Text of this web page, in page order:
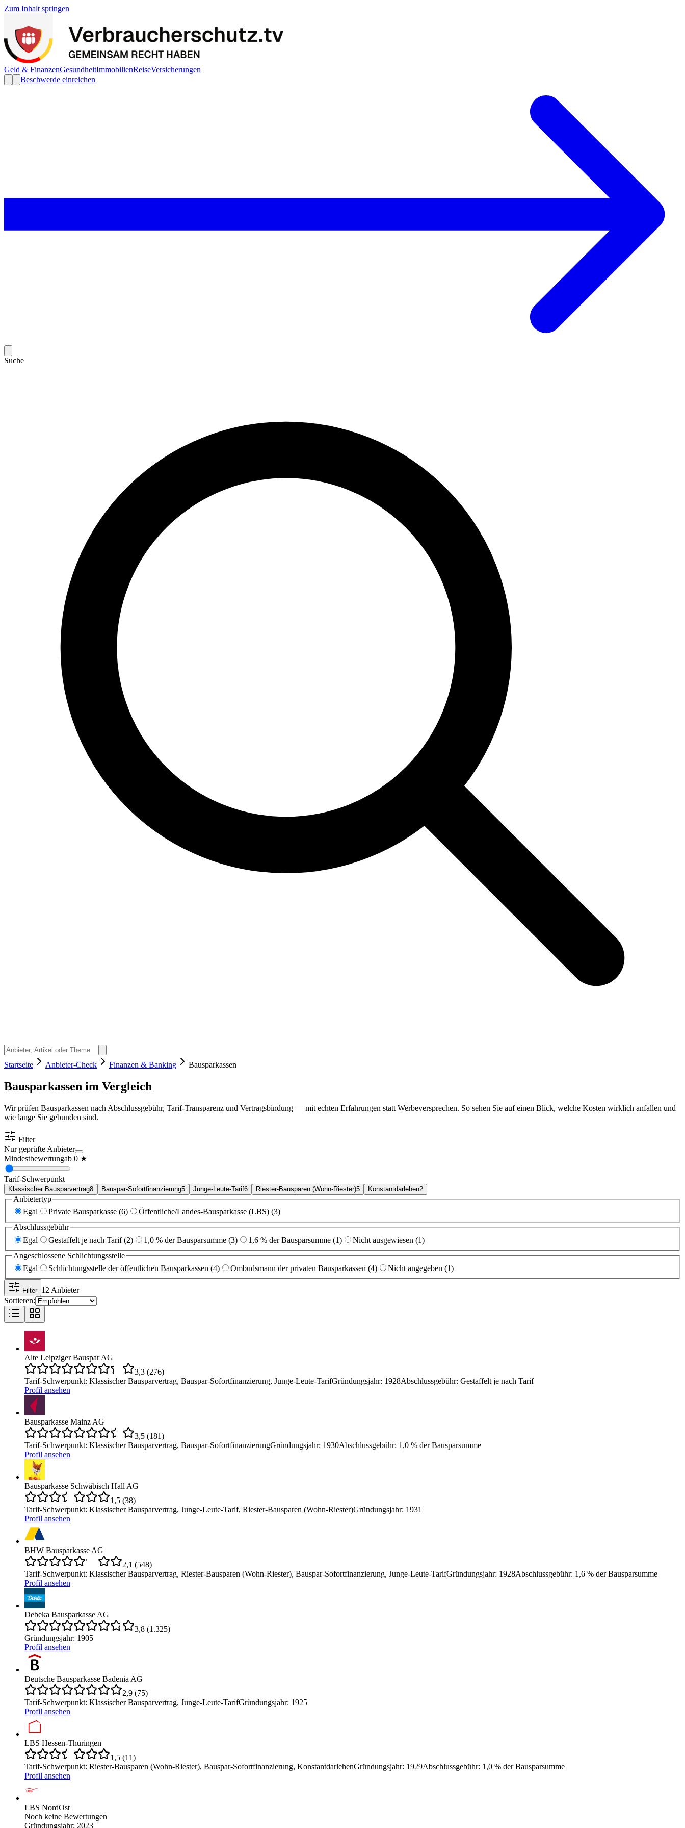
Zum Inhalt springen
Geld & FinanzenGesundheitImmobilienReiseVersicherungen
Beschwerde einreichen
Suche
Startseite Anbieter-Check Finanzen & Banking Bausparkassen
Bausparkassen im Vergleich
Wir prüfen Bausparkassen nach Abschlussgebühr, Tarif-Transparenz und Vertragsbindung — mit echten Erfahrungen statt Werbeversprechen. So sehen Sie auf einen Blick, welche Kosten wirklich anfallen und
wie lange Sie gebunden sind.
Filter
Nur geprüfte Anbieter
Mindestbewertungab 0 ★
Tarif-Schwerpunkt
Klassischer Bausparvertrag8 Bauspar-Sofortfinanzierung5 Junge-Leute-Tarif6 Riester-Bausparen (Wohn-Riester)5 Konstantdarlehen2
Anbietertyp
Egal
Private Bausparkasse (6)
Öffentliche/Landes-Bausparkasse (LBS) (3)
Abschlussgebühr
Egal
Gestaffelt je nach Tarif (2) 1,0 % der Bausparsumme (3) 1,6 % der Bausparsumme (1)
Nicht ausgewiesen (1)
Angeschlossene Schlichtungsstelle
Egal
Schlichtungsstelle der öffentlichen Bausparkassen (4) Ombudsmann der privaten Bausparkassen (4) Nicht angegeben (1)
Filter 12Anbieter
Sortieren:
Alte Leipziger Bauspar AG
3,3 (276)
Tarif-Schwerpunkt: Klassischer Bausparvertrag, Bauspar-Sofortfinanzierung, Junge-Leute-TarifGründungsjahr: 1928Abschlussgebühr: Gestaffelt je nach Tarif
Profil ansehen
Bausparkasse Mainz AG
3,5 (181)
Tarif-Schwerpunkt: Klassischer Bausparvertrag, Bauspar-SofortfinanzierungGründungsjahr: 1930Abschlussgebühr: 1,0 % der Bausparsumme
Profil ansehen
Bausparkasse Schwäbisch Hall AG
1,5 (38)
Tarif-Schwerpunkt: Klassischer Bausparvertrag, Junge-Leute-Tarif, Riester-Bausparen (Wohn-Riester)Gründungsjahr: 1931
Profil ansehen
BHW Bausparkasse AG
2,1 (548)
Tarif-Schwerpunkt: Klassischer Bausparvertrag, Riester-Bausparen (Wohn-Riester), Bauspar-Sofortfinanzierung, Junge-Leute-TarifGründungsjahr: 1928Abschlussgebühr: 1,6 % der Bausparsumme
Profil ansehen
Debeka Bausparkasse AG
3,8 (1.325)
Gründungsjahr: 1905
Profil ansehen
Deutsche Bausparkasse Badenia AG
2,9 (75)
Tarif-Schwerpunkt: Klassischer Bausparvertrag, Junge-Leute-TarifGründungsjahr: 1925
Profil ansehen
LBS Hessen-Thüringen
1,5 (11)
Tarif-Schwerpunkt: Riester-Bausparen (Wohn-Riester), Bauspar-Sofortfinanzierung, KonstantdarlehenGründungsjahr: 1929Abschlussgebühr: 1,0 % der Bausparsumme
Profil ansehen
LBS NordOst
Noch keine Bewertungen
Gründungsjahr: 2023